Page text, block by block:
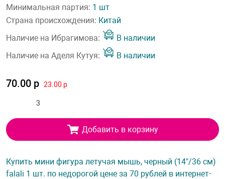
Минимальная партия: 1 шт
Страна происхождения: Китай
Наличие на Ибрагимова:
В наличии
Наличие на Аделя Кутуя:
В наличии
70.00 р 23.00 р
Добавить в корзину
Купить мини фигура летучая мышь, черный (14"/36 см)
falali 1 шт. по недорогой цене за 70 рублей в интернет-